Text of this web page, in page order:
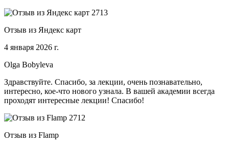
Отзыв из Яндекс карт
4 января 2026 г.
Olga Bobyleva
Здравствуйте. Спасибо, за лекции, очень познавательно,
интересно, кое-что нового узнала. В вашей академии всегда
проходят интересные лекции! Спасибо!
Отзыв из Flamp